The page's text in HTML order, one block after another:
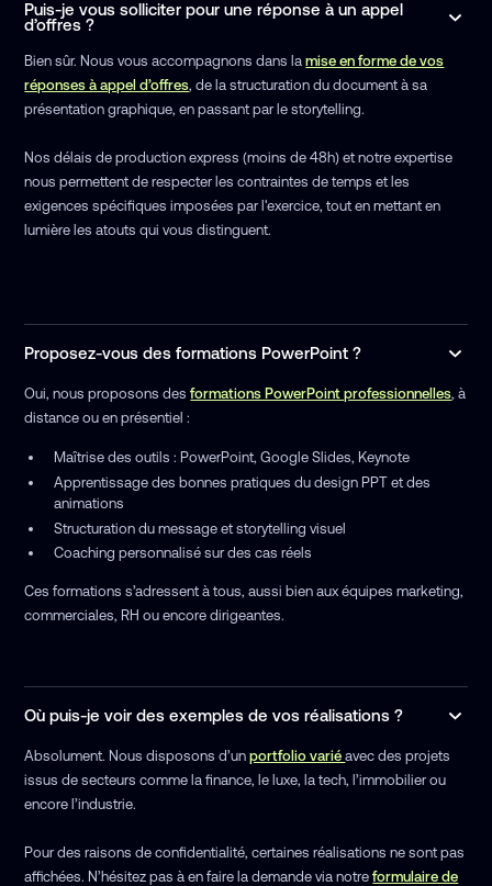
Puis-je vous solliciter pour une réponse à un appel
d’offres ?
Bien sûr. Nous vous accompagnons dans lamise en forme de vos
réponses à appel d’offres, de la structuration du document à sa
présentation graphique, en passant par le storytelling.
Nos délais de production express (moins de 48h) et notre expertise
nous permettent de respecter les contraintes de temps et les
exigences spécifiques imposées par l'exercice, tout en mettant en
lumière les atouts qui vous distinguent.
Proposez-vous des formations PowerPoint ?
Oui, nous proposons desformations PowerPoint professionnelles, à
distance ou en présentiel :
Maîtrise des outils : PowerPoint, Google Slides, Keynote
Apprentissage des bonnes pratiques du design PPT et des
animations
Structuration du message et storytelling visuel
Coaching personnalisé sur des cas réels
Ces formations s’adressent à tous, aussi bien aux équipes marketing,
commerciales, RH ou encore dirigeantes.
Où puis-je voir des exemples de vos réalisations ?
Absolument. Nous disposons d’unportfolio variéavec des projets
issus de secteurs comme la finance, le luxe, la tech, l’immobilier ou
encore l’industrie.
Pour des raisons de confidentialité, certaines réalisations ne sont pas
affichées. N’hésitez pas à en faire la demande via notreformulaire de